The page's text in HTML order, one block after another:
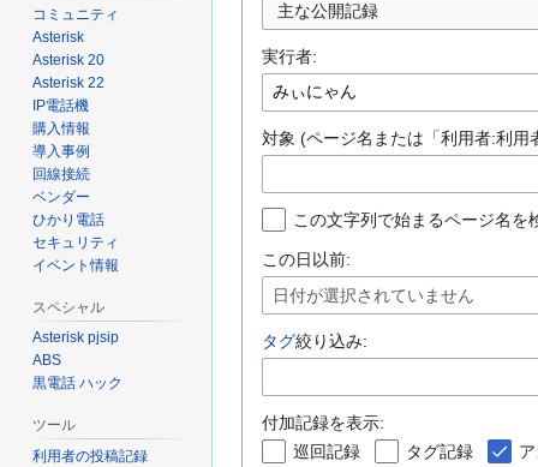
主な公開記録
実行者:
対象 (ページ名または「利用者:利用
この文字列で始まるページ名を
この日以前:
日付が選択されていません
タグ絞り込み:
付加記録を表示:
巡回記録
タグ記録
コミュニティ
Asterisk
Asterisk 20
Asterisk 22
IP電話機
購入情報
導入事例
回線接続
ベンダー
ひかり電話
セキュリティ
イベント情報
スペシャル
Asterisk pjsip
ABS
黒電話 ハック
ツール
利用者の投稿記録